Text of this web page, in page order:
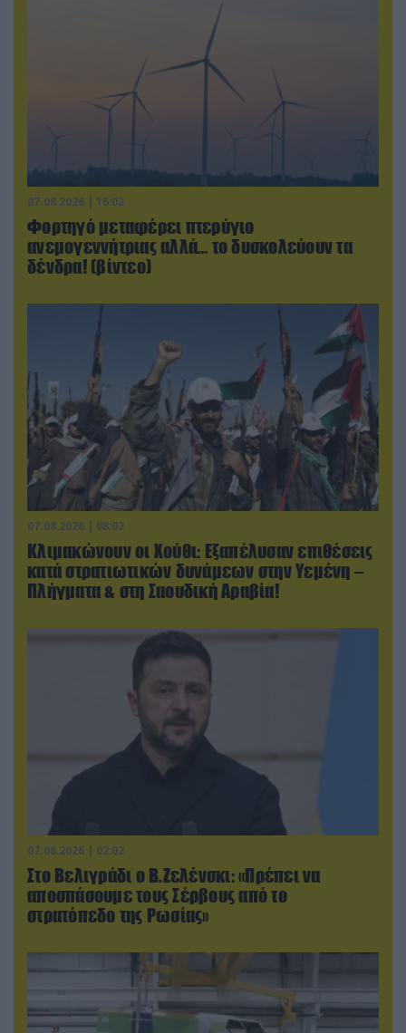
07.08.2026 | 16:02
Φορτηγό μεταφέρει πτερύγιο
ανεμογεννήτριας αλλά… το δυσκολεύουν τα
δένδρα! (βίντεο)
07.08.2026 | 08:02
Κλιμακώνουν οι Χούθι: Eξαπέλυσαν επιθέσεις
κατά στρατιωτικών δυνάμεων στην Υεμένη –
Πλήγματα & στη Σαουδική Αραβία!
07.08.2026 | 02:02
Στο Βελιγράδι ο Β.Ζελένσκι: «Πρέπει να
αποσπάσουμε τους Σέρβους από το
στρατόπεδο της Ρωσίας»